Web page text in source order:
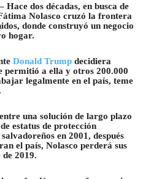
Hace dos décadas, en busca de
Nolasco cruzó la frontera
donde construyó un negocio
hogar.
Donald Trump decidiera
permitió a ella y otros 200.000
legalmente en el país, teme
una solución de largo plazo
estatus de protección
en 2001, después
el país, Nolasco perderá sus
de 2019.